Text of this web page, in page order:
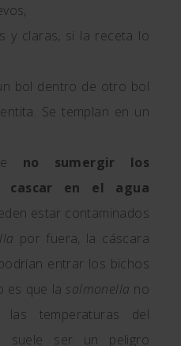
y claras, si la receta lo
bol dentro de otro bol
Se templan en un
no sumergir los
cascar en el agua
estar contaminados
por fuera, la cáscara
entrar los bichos
es que la salmonella no
las temperaturas del
suele ser un peligro